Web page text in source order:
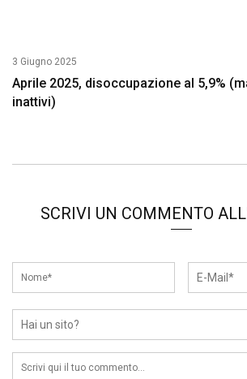
3 Giugno 2025
Aprile 2025, disoccupazione al 5,9%
inattivi)
SCRIVI UN COMMENTO